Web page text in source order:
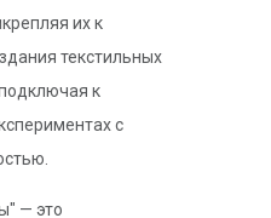
их к
текстильных
к
с
— это